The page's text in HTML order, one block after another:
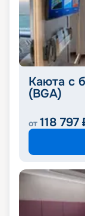
Каюта с
(BGA)
от 118 797